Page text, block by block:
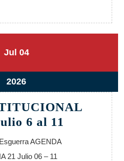
Jul4
2026
044
20264
julio,
2026
6 al 11 AGENDA
SEMANA
AGENDA
21 Julio 06 – 11